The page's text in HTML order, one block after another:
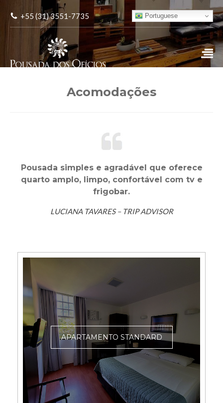
+55 (31) 3551-7735 Portuguese
Acomodações
Pousada simples e agradável que oferece
quarto amplo, limpo, confortável com tv e
frigobar.
LUCIANA TAVARES – TRIP ADVISOR
APARTAMENTO STANDARD